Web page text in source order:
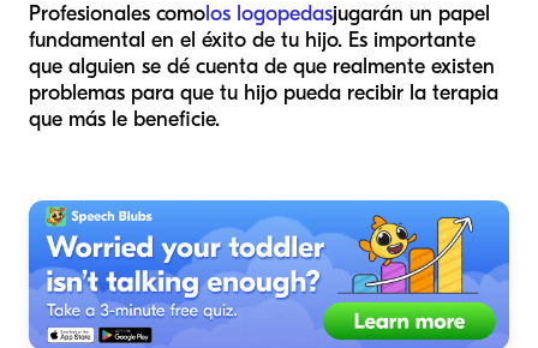
Profesionales comolos logopedasjugarán un papel
fundamental en el éxito de tu hijo. Es importante
que alguien se dé cuenta de que realmente existen
problemas para que tu hijo pueda recibir la terapia
que más le beneficie.